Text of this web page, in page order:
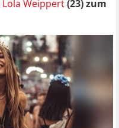
Lola Weippert(23) zum